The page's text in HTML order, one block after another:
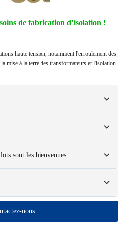
de fabrication d’isolation !
haute tension, notamment l'enroulement des
mise à la terre des transformateurs et l'isolation
complètes incluent les couleurs, les tailles, les
disponibles et personnalisés peuvent entraîner
sont les bienvenues
produits dont vous avez besoin rapidement et
- 1000 1001 - 10000
nous